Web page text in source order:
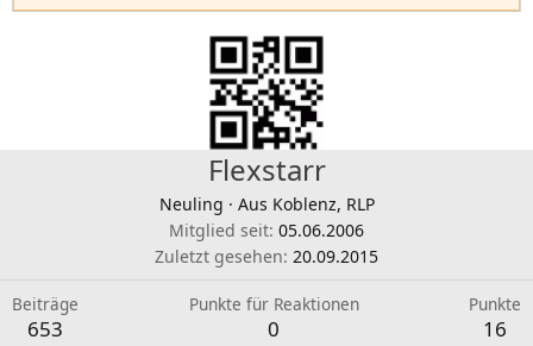
Flexstarr
Neuling · Aus Koblenz, RLP
Mitglied seit 05.06.2006
Zuletzt gesehen 20.09.2015
Beiträge
653
Punkte für Reaktionen
0
Punkte
16